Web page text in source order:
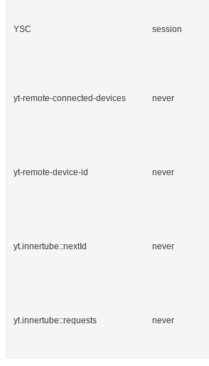
YSC session
yt-remote-connected-devices never
yt-remote-device-id never
yt.innertube::nextId never
yt.innertube::requests never